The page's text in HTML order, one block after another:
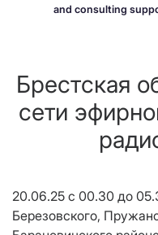
and consulting
Брестская
сети
20.06.25 с 00.30 до
Березовского,